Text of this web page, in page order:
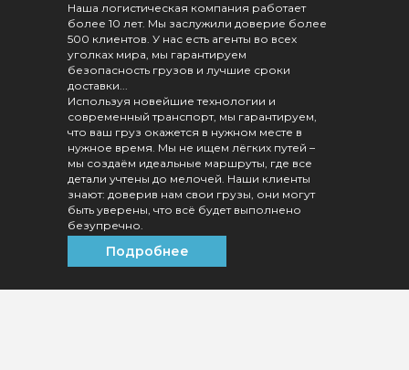
Наша логистическая компания работает
более 10 лет. Мы заслужили доверие более
500 клиентов. У нас есть агенты во всех
уголках мира, мы гарантируем
безопасность грузов и лучшие сроки
доставки...
Используя новейшие технологии и
современный транспорт, мы гарантируем,
что ваш груз окажется в нужном месте в
нужное время. Мы не ищем лёгких путей –
мы создаём идеальные маршруты, где все
детали учтены до мелочей. Наши клиенты
знают: доверив нам свои грузы, они могут
быть уверены, что всё будет выполнено
безупречно.
Подробнее